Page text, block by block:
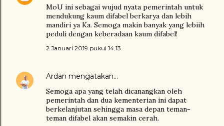
MoU ini sebagai wujud nyata pemerintah untuk
mendukung kaum difabel berkarya dan lebih
mandiri ya Ka. Semoga makin banyak yang lebiih
peduli dengan keberadaan kaum difabel!
2 Januari 2019 pukul 14.13
Ardan mengatakan…
Semoga apa yang telah dicanangkan oleh
pemerintah dan dua kementerian ini dapat
berkelanjutan sehingga masa depan teman-
teman difabel akan semakin cerah.